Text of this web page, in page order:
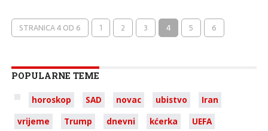
STRANICA 4 OD 6 1 2 3 4 5 6
POPULARNE TEME
horoskop SAD novac ubistvo
Iran
vrijeme
Trump dnevni kćerka
UEFA